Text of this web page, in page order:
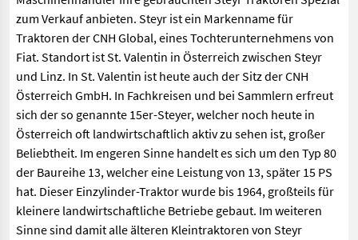
zum Verkauf anbieten. Steyr ist ein Markenname für
Traktoren der CNH Global, eines Tochterunternehmens von
Fiat. Standort ist St. Valentin in Österreich zwischen Steyr
und Linz. In St. Valentin ist heute auch der Sitz der CNH
Österreich GmbH. In Fachkreisen und bei Sammlern erfreut
sich der so genannte 15er-Steyer, welcher noch heute in
Österreich oft landwirtschaftlich aktiv zu sehen ist, großer
Beliebtheit. Im engeren Sinne handelt es sich um den Typ 80
der Baureihe 13, welcher eine Leistung von 13, später 15 PS
hat. Dieser Einzylinder-Traktor wurde bis 1964, großteils für
kleinere landwirtschaftliche Betriebe gebaut. Im weiteren
Sinne sind damit alle älteren Kleintraktoren von Steyr